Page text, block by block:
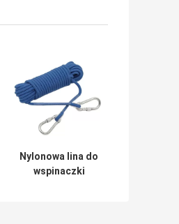
Nylonowa lina do
wspinaczki